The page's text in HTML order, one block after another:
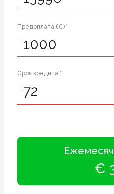
Предоплата (€) *
Срок кредита *
€